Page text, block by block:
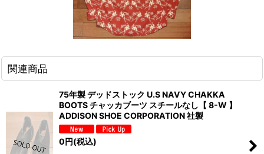
関連商品
75年製 デッドストック U.S NAVY CHAKKA
BOOTS チャッカブーツ スチールなし【 8-W 】
ADDISON SHOE CORPORATION 社製
0円(税込)